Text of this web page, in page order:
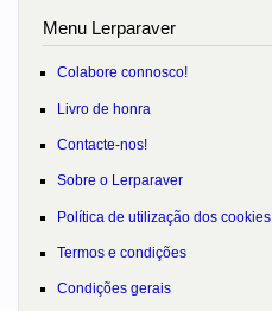
Menu Lerparaver
Colabore connosco!
Livro de honra
Contacte-nos!
Sobre o Lerparaver
Política de utilização dos cookies
Termos e condições
Condições gerais